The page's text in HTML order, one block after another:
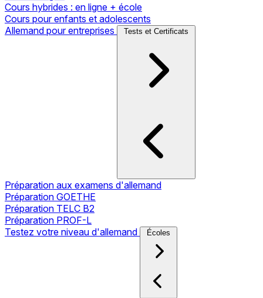
Cours hybrides : en ligne + école
Cours pour enfants et adolescents
Allemand pour entreprises
Tests et Certificats
Préparation aux examens d'allemand
Préparation GOETHE
Préparation TELC B2
Préparation PROF-L
Testez votre niveau d'allemand
Écoles